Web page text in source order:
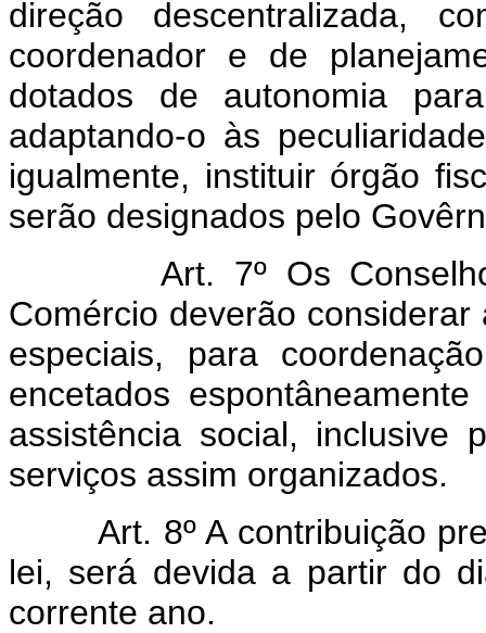
direção descentralizada,
coordenador e de
dotados de autonomia
adaptando-o às
igualmente, instituir órgão
serão designados pelo
Art. 7º Os
Comércio deverão
especiais, para
encetados
assistência social, inclusive
serviços assim organizados.
Art. 8º A contribuição
lei, será devida a partir do
corrente ano.